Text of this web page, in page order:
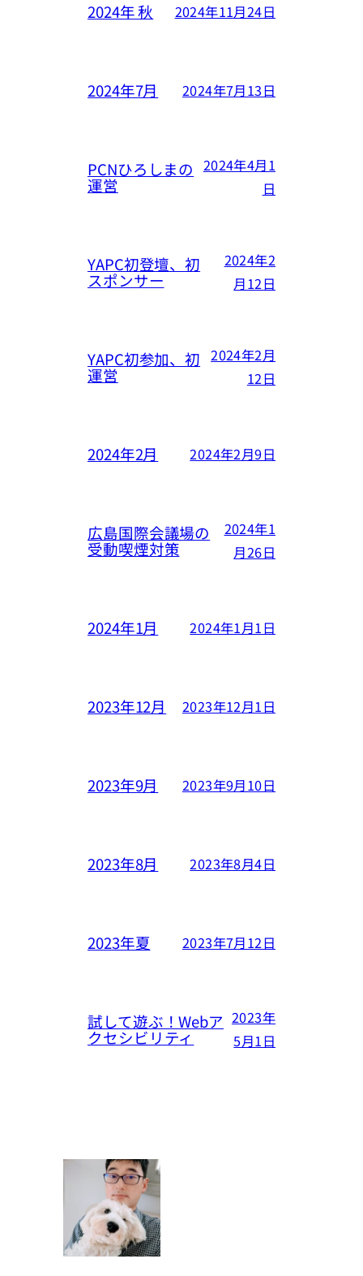
2024年 秋 2024年11月24日
2024年7月 2024年7月13日
PCNひろしまの
運営
2024年4月1
日
YAPC初登壇、初
スポンサー
2024年2
月12日
YAPC初参加、初
運営
2024年2月
12日
2024年2月 2024年2月9日
広島国際会議場の
受動喫煙対策
2024年1
月26日
2024年1月 2024年1月1日
2023年12月 2023年12月1日
2023年9月 2023年9月10日
2023年8月 2023年8月4日
2023年夏 2023年7月12日
試して遊ぶ！Webア
クセシビリティ
2023年
5月1日